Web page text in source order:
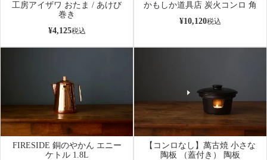
工房アイザワ おたま / あけび
巻き
¥4,125税込
かもしか道具店 炭火コンロ 角
¥10,120税込
FIRESIDE 銅のやかん エニー
ケトル 1.8L
【コンロなし】萬古焼 小さな
陶板 （蓋付き） 陶板